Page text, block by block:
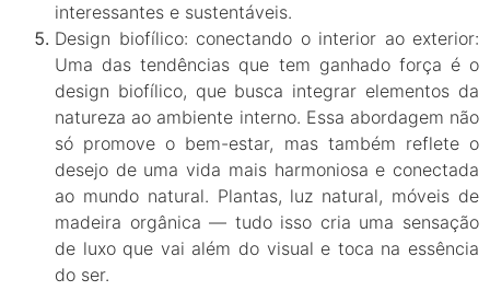
interessantes e sustentáveis.
Design biofílico: conectando o interior ao exterior:
Uma das tendências que tem ganhado força é o
design biofílico, que busca integrar elementos da
natureza ao ambiente interno. Essa abordagem não
só promove o bem-estar, mas também reflete o
desejo de uma vida mais harmoniosa e conectada
ao mundo natural. Plantas, luz natural, móveis de
madeira orgânica — tudo isso cria uma sensação
de luxo que vai além do visual e toca na essência
do ser.